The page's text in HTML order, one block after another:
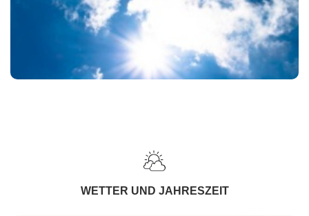
WETTER UND JAHRESZEIT